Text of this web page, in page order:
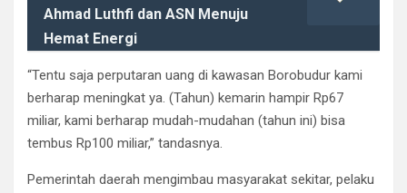
Ahmad Luthfi dan ASN Menuju
Hemat Energi
“Tentu saja perputaran uang di kawasan Borobudur kami
berharap meningkat ya. (Tahun) kemarin hampir Rp67
miliar, kami berharap mudah-mudahan (tahun ini) bisa
tembus Rp100 miliar,” tandasnya.
​Pemerintah daerah mengimbau masyarakat sekitar, pelaku